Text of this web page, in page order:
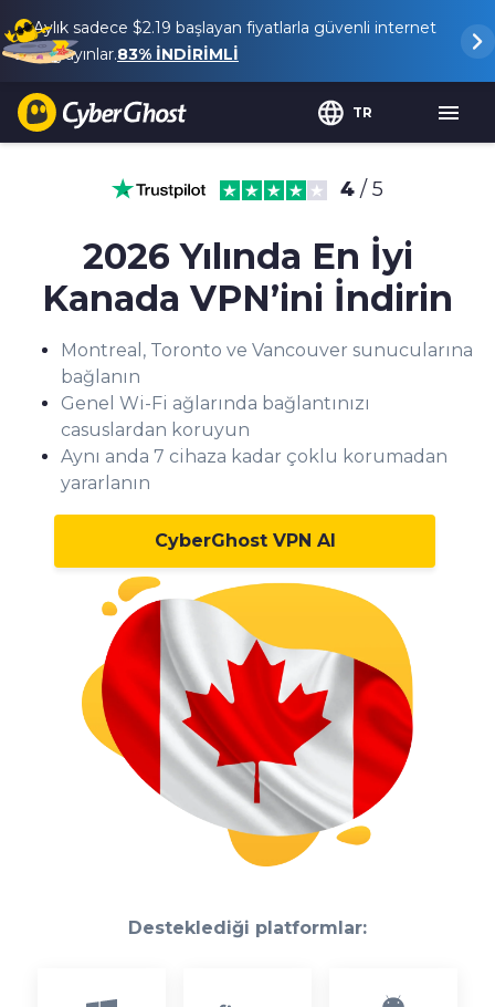
Aylık sadece $2.19 başlayan fiyatlarla güvenli internet
ve yayınlar.83% İNDİRİMLİ
TR
4 / 5
2026 Yılında En İyi
Kanada VPN’ini İndirin
Montreal, Toronto ve Vancouver sunucularına
bağlanın
Genel Wi-Fi ağlarında bağlantınızı
casuslardan koruyun
Aynı anda 7 cihaza kadar çoklu korumadan
yararlanın
CyberGhost VPN Al
Desteklediği platformlar: